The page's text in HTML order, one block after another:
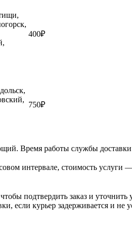
400₽
750₽
Время работы службы
интервале, стоимость
подтвердить заказ и
если курьер задерживается и не